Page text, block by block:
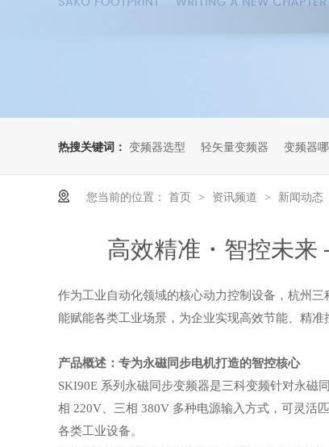
热搜关键词： 变频器选型 轻矢量变频器 变频器
您当前的位置： 首页 > 资讯频道 > 新闻动态
高效精准・智控未
作为工业自动化领域的核心动力控制设备，杭州
能赋能各类工业场景，为企业实现高效节能、精准
产品概述：专为永磁同步电机打造的智控核心
SKI90E 系列永磁同步变频器是三科变频针对永磁
相 220V、三相 380V 多种电源输入方式，可灵活
各类工业设备。